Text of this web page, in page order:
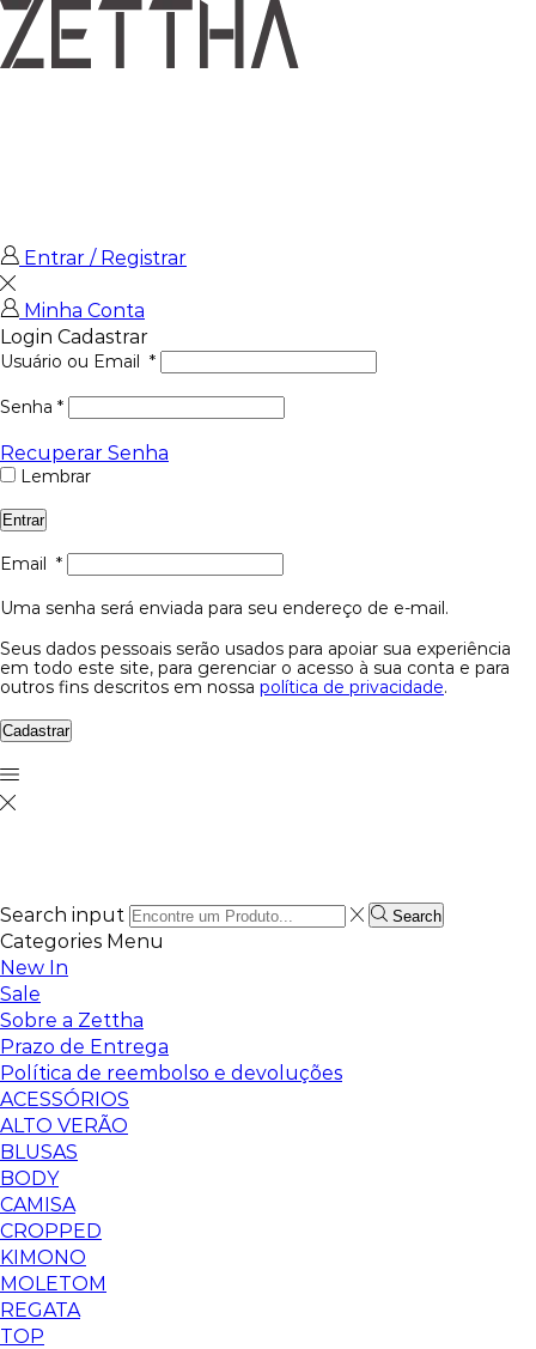
Entrar / Registrar
Minha Conta
Login Cadastrar
Usuário ou Email *
Senha *
Recuperar Senha
Lembrar
Entrar
Email *
Uma senha será enviada para seu endereço de e-mail.
Seus dados pessoais serão usados para apoiar sua experiência
em todo este site, para gerenciar o acesso à sua conta e para
outros fins descritos em nossa política de privacidade.
Cadastrar
Search input Search
Categories Menu
New In
Sale
Sobre a Zettha
Prazo de Entrega
Política de reembolso e devoluções
ACESSÓRIOS
ALTO VERÃO
BLUSAS
BODY
CAMISA
CROPPED
KIMONO
MOLETOM
REGATA
TOP